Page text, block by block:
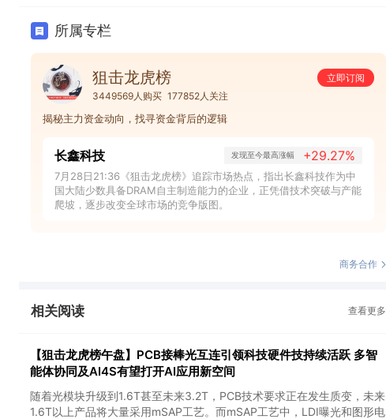
所属专栏
狙击龙虎榜
立即订阅
3449569人购买 177852人关注
揭秘主力资金动向，找寻资金背后的逻辑
长鑫科技 发现至今最高涨幅 +29.27%
7月28日21:36《狙击龙虎榜》追踪市场热点，指出长鑫科技作为中
国大陆少数具备DRAM自主制造能力的企业，正凭借技术突破与产能
爬坡，逐步改变全球市场的竞争版图。
商务合作
相关阅读 查看更多
【狙击龙虎榜午盘】PCB接棒光互连引领科技硬件技持续活跃 多智
能体协同及AI4S有望打开AI应用新空间
随着光模块升级到1.6T甚至未来3.2T，PCB技术要求正在发生质变，未来
1.6T以上产品将大量采用mSAP工艺。而mSAP工艺中，LDI曝光和图形电